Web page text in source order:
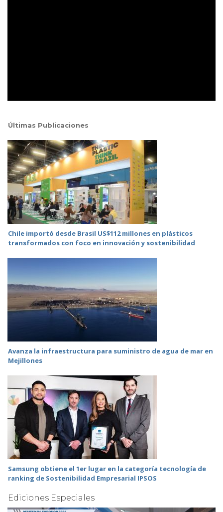
Últimas Publicaciones
Chile importó desde Brasil US$112 millones en plásticos
transformados con foco en innovación y sostenibilidad
Avanza la infraestructura para suministro de agua de mar en
Mejillones
Samsung obtiene el 1er lugar en la categoría tecnología de
ranking de Sostenibilidad Empresarial IPSOS
Ediciones Especiales